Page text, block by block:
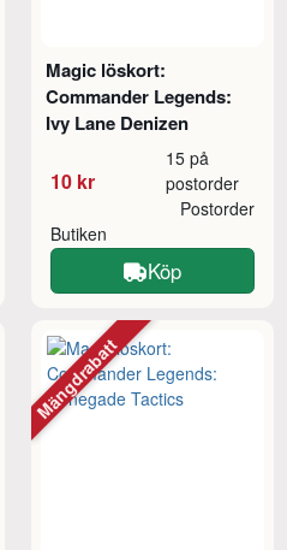
Magic löskort:
Commander Legends:
Ivy Lane Denizen
10 kr
15 på
postorder
Butiken
Postorder
Köp
Mängdrabatt